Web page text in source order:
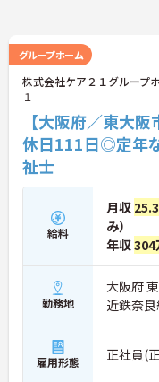
グループホーム
株式会社ケア２１グループ
１
【大阪府／東大
休日111日◎定年
祉士
給料
月収
み）
年収304
勤務地
大阪府
近鉄奈
雇用形態 正社員(